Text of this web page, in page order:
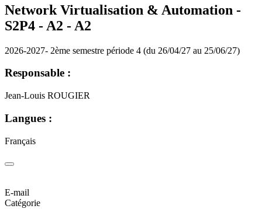
Network Virtualisation & Automation -
S2P4 - A2 - A2
2026-2027- 2ème semestre période 4 (du 26/04/27 au 25/06/27)
Responsable :
Jean-Louis ROUGIER
Langues :
Français
E-mail
Catégorie